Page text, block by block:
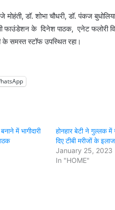
मोहंती, डॉ. शोभा चौधरी, डॉ. पंकज
फाउंडेशन के दिनेश पाठक, एनेट फलोरी
के समस्त स्टॉफ उपस्थित रहा।
में भागीदारी
होनहार बेटी ने गुल्लक
दिए टीबी मरीजों के
January 25, 2023
In "HOME"